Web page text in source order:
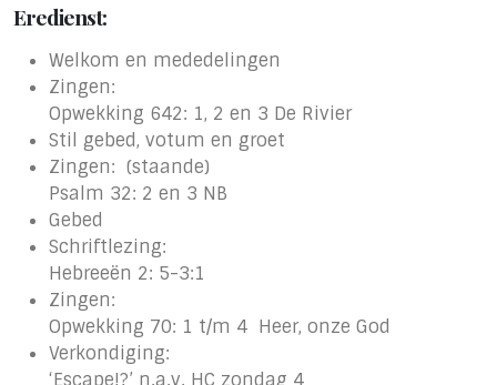
Eredienst:
Welkom en mededelingen
Zingen:
Opwekking 642: 1, 2 en 3 De Rivier
Stil gebed, votum en groet
Zingen: (staande)
Psalm 32: 2 en 3 NB
Gebed
Schriftlezing:
Hebreeën 2: 5-3:1
Zingen:
Opwekking 70: 1 t/m 4 Heer, onze God
Verkondiging:
‘Escape!?’ n.a.v. HC zondag 4